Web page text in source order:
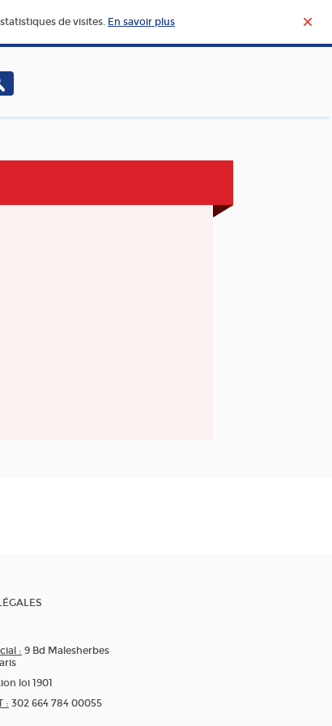
de visites. En savoir plus
: 9 Bd Malesherbes
loi 1901
: 302 664 784 00055